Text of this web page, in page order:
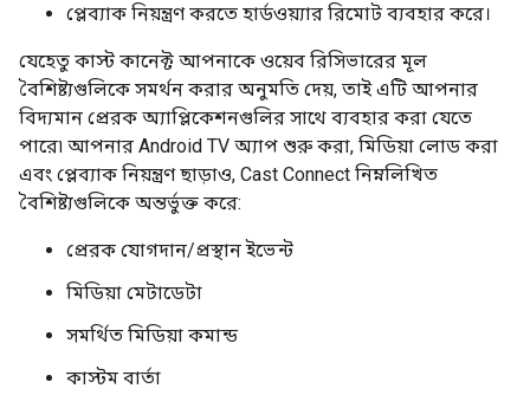
প্লেব্যাক নিয়ন্ত্রণ করতে হার্ডওয়্যার রিমোট ব্যবহার করে।
যেহেতু কাস্ট কানেক্ট আপনাকে ওয়েব রিসিভারের মূল
বৈশিষ্ট্যগুলিকে সমর্থন করার অনুমতি দেয়, তাই এটি আপনার
বিদ্যমান প্রেরক অ্যাপ্লিকেশনগুলির সাথে ব্যবহার করা যেতে
পারে৷ আপনার Android TV অ্যাপ শুরু করা, মিডিয়া লোড করা
এবং প্লেব্যাক নিয়ন্ত্রণ ছাড়াও, Cast Connect নিম্নলিখিত
বৈশিষ্ট্যগুলিকে অন্তর্ভুক্ত করে:
প্রেরক যোগদান/প্রস্থান ইভেন্ট
মিডিয়া মেটাডেটা
সমর্থিত মিডিয়া কমান্ড
কাস্টম বার্তা